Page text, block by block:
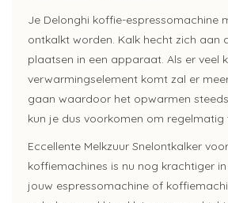
Je Delonghi koffie-espressomachine
ontkalkt worden. Kalk hecht zich aan
plaatsen in een apparaat. Als er veel
verwarmingselement komt zal er
gaan waardoor het opwarmen
kun je dus voorkomen om regelmatig
Eccellente Melkzuur Snelontkalker
koffiemachines is nu nog krachtiger
jouw espressomachine of